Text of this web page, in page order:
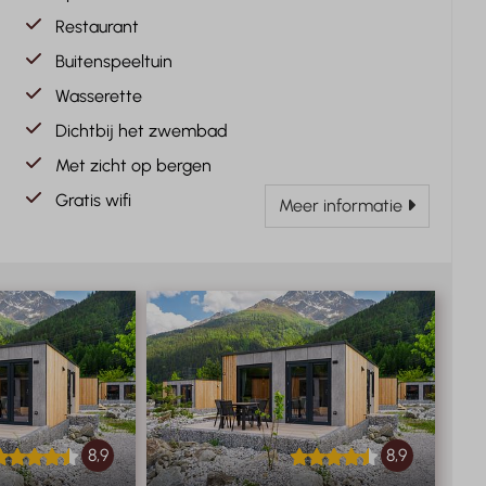
Restaurant
Buitenspeeltuin
Wasserette
Dichtbij het zwembad
Met zicht op bergen
Gratis wifi
Meer informatie
8,9 8,9